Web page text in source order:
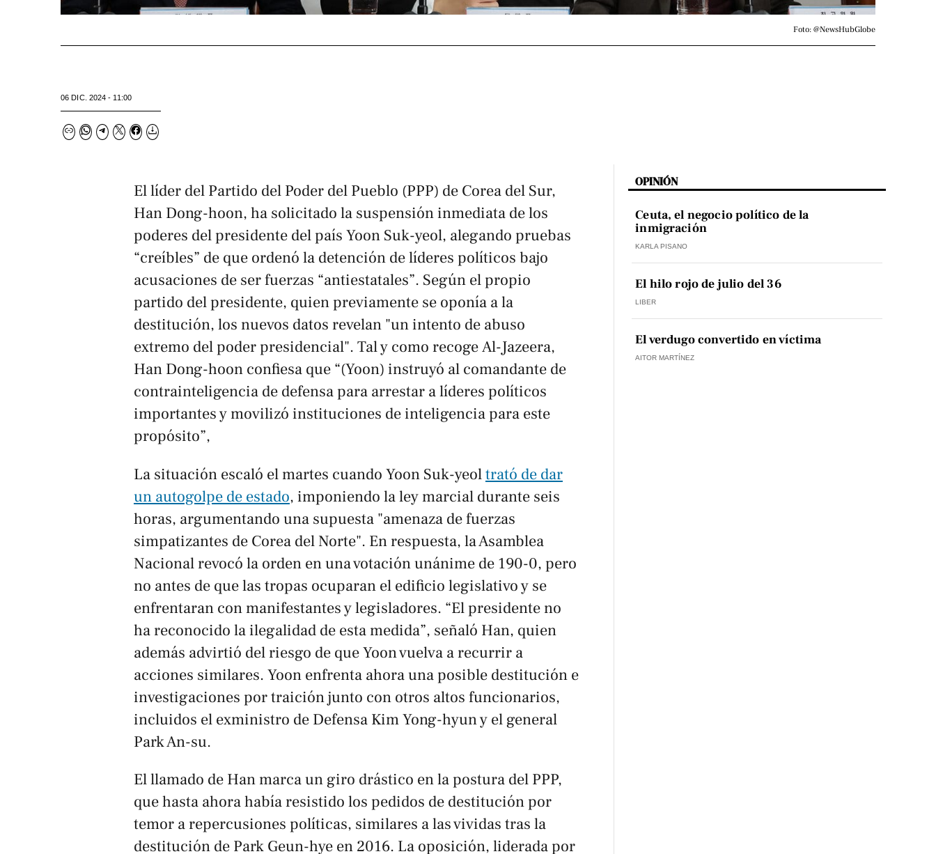
Foto: @NewsHubGlobe
06 DIC. 2024 - 11:00
El líder del Partido del Poder del Pueblo (PPP) de Corea del Sur,
Han Dong-hoon, ha solicitado la suspensión inmediata de los
poderes del presidente del país Yoon Suk-yeol, alegando pruebas
“creíbles” de que ordenó la detención de líderes políticos bajo
acusaciones de ser fuerzas “antiestatales”. Según el propio
partido del presidente, quien previamente se oponía a la
destitución, los nuevos datos revelan "un intento de abuso
extremo del poder presidencial". Tal y como recogeAl-Jazeera,
Han Dong-hoon confiesa que “(Yoon) instruyó al comandante de
contrainteligencia de defensa para arrestar a líderes políticos
importantes y movilizó instituciones de inteligencia para este
propósito”,
La situación escaló el martes cuando Yoon Suk-yeoltrató de dar
un autogolpe de estado, imponiendo la ley marcial durante seis
horas, argumentando una supuesta "amenaza de fuerzas
simpatizantes de Corea del Norte". En respuesta, la Asamblea
Nacional revocó la orden en una votación unánime de 190-0, pero
no antes de que las tropas ocuparan el edificio legislativo y se
enfrentaran con manifestantes y legisladores. “El presidente no
ha reconocido la ilegalidad de esta medida”, señaló Han, quien
además advirtió del riesgo de que Yoon vuelva a recurrir a
acciones similares. Yoon enfrenta ahora una posible destitución e
investigaciones por traición junto con otros altos funcionarios,
incluidos el exministro de Defensa Kim Yong-hyun y el general
Park An-su.
El llamado de Han marca un giro drástico en la postura del PPP,
que hasta ahora había resistido los pedidos de destitución por
temor a repercusiones políticas, similares a las vividas tras la
destitución de Park Geun-hye en 2016. La oposición, liderada por
OPINIÓN
Ceuta, el negocio político de la
inmigración
KARLA PISANO
El hilo rojo de julio del 36
LIBER
El verdugo convertido en víctima
AITOR MARTÍNEZ